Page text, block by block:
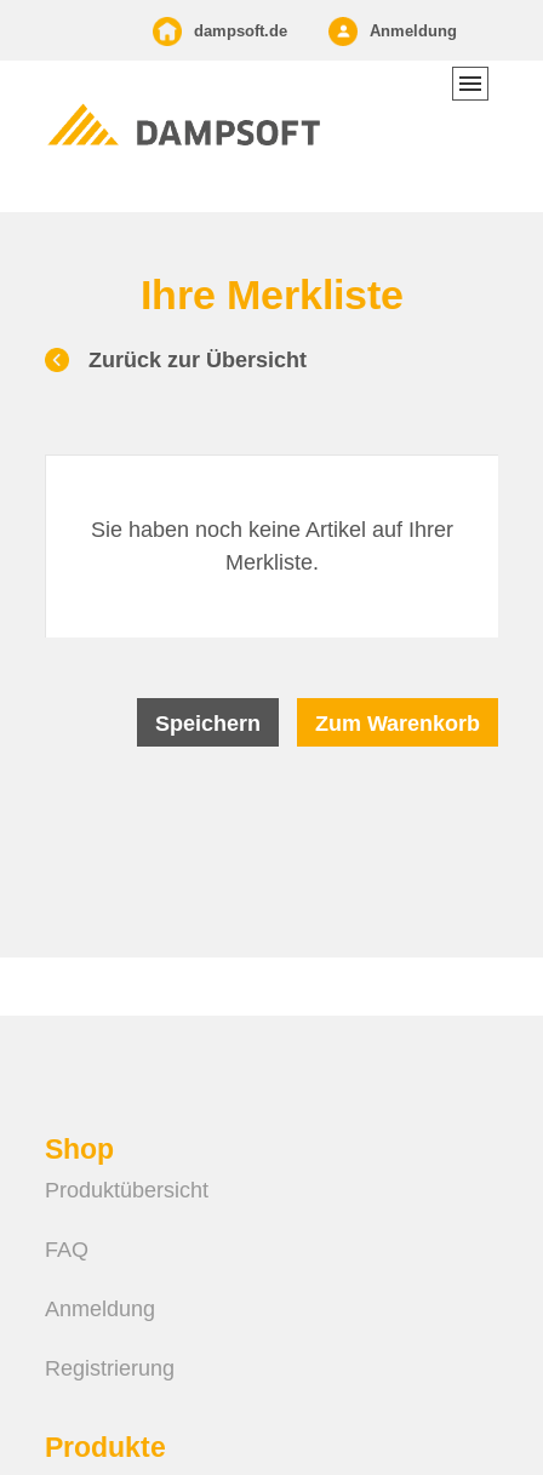
dampsoft.de Anmeldung
Ihre Merkliste
Zurück zur Übersicht
Sie haben noch keine Artikel auf Ihrer
Merkliste.
Zum Warenkorb
Shop
Produktübersicht
FAQ
Anmeldung
Registrierung
Produkte